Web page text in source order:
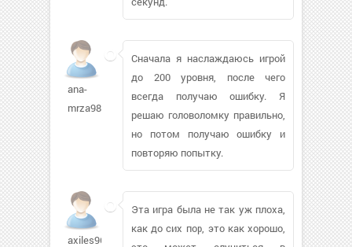
ana-
mrza98
Сначала я наслаждаюсь игрой
до 200 уровня, после чего
всегда получаю ошибку. Я
решаю головоломку правильно,
но потом получаю ошибку и
повторяю попытку.
axiles96360
Эта игра была не так уж плоха,
как до сих пор, это как хорошо,